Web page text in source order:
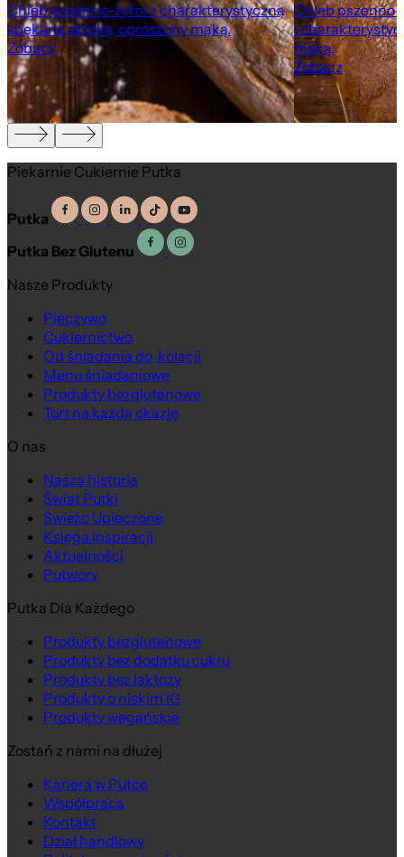
Chleb pszenno-żytni z charakterystyczną
spękaną skórką, oprószony mąką.
Zobacz
Chleb pszenno-
i
mąką.
Zobacz
Piekarnie Cukiernie Putka
Putka
Putka Bez Glutenu
Nasze Produkty
Pieczywo
Cukiernictwo
Od śniadania do kolacji
Menu śniadaniowe
Produkty bezglutenowe
Tort na każdą okazję
O nas
Nasza historia
Świat Putki
Świeżo Upieczone
Księga Inspiracji
Aktualności
Putwory
Putka Dla Każdego
Produkty bezglutenowe
Produkty bez dodatku cukru
Produkty bez laktozy
Produkty o niskim IG
Produkty wegańskie
Zostań z nami na dłużej
Kariera w Putce
Współpraca
Kontakt
Dział handlowy